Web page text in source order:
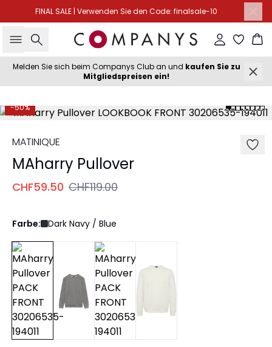
FINAL SALE | Verwenden Sie den Code: finalsale-10
Suche Einloggen
Melden Sie sich beim Companys Club an und kaufen Sie zu
Mitgliedspreisen ein!
-50%
MATINIQUE
MAharry Pullover
CHF59.50 CHF119.00
Farbe: Dark Navy / Blue